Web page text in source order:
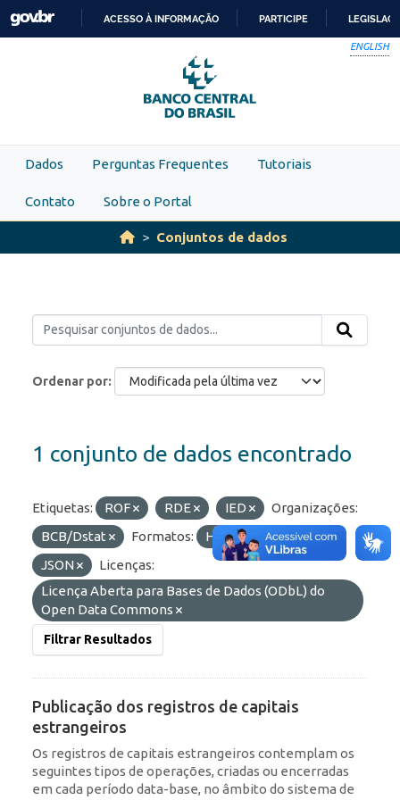
Skip to main content
PARA
O
CONTEÚDO
ACESSO À INFORMAÇÃO PARTICIPE
ENGLISH
Dados Perguntas Frequentes Tutoriais
Contato Sobre o Portal
Conjuntos de dados
Ordenar por
1 conjunto de dados encontrado
Etiquetas: ROF RDE IED
Organizações:
BCB/Dstat
Formatos: HTML
API
JSON
Licenças:
Licença Aberta para Bases de Dados (ODbL) do
Open Data Commons
Filtrar Resultados
Publicação dos registros de capitais
estrangeiros
Os registros de capitais estrangeiros contemplam os
seguintes tipos de operações, criadas ou encerradas
em cada período data-base, no âmbito do sistema de